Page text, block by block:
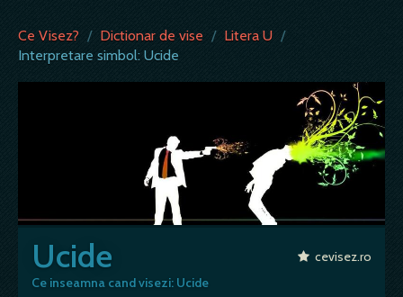
Ce Visez? / Dictionar de vise / Litera U /
Interpretare simbol: Ucide
Ucide
Ce inseamna cand visezi: Ucide
cevisez.ro